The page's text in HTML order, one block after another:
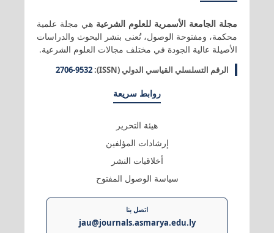
مجلة الجامعة الأسمرية للعلوم الشرعية هي مجلة علمية
محكمة، ومفتوحة الوصول، تُعنى بنشر البحوث والدراسات
الأصيلة عالية الجودة في مختلف مجالات العلوم الشرعية.
الرقم التسلسلي القياسي الدولي (ISSN):
2706-9532
روابط سريعة
هيئة التحرير
إرشادات المؤلفين
أخلاقيات النشر
سياسة الوصول المفتوح
اتصل بنا
jau@journals.asmarya.edu.ly